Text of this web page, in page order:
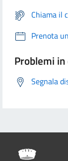
Chiama il
Prenota
Problemi
Segnala